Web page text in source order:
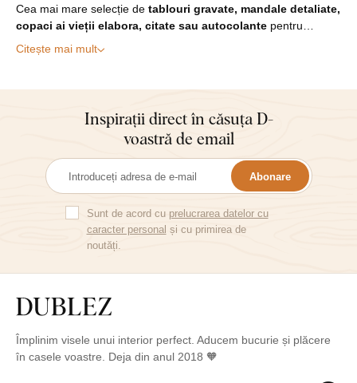
Cea mai mare selecție de tablouri gravate, mandale detaliate,
copaci ai vieții elabora, citate sau autocolante pentru…
Citește mai mult
Inspirații direct în căsuța D-
voastră de email
Abonare
Sunt de acord cu prelucrarea datelor cu
caracter personal și cu primirea de
noutăți.
Împlinim visele unui interior perfect. Aducem bucurie și plăcere
în casele voastre. Deja din anul 2018 🧡